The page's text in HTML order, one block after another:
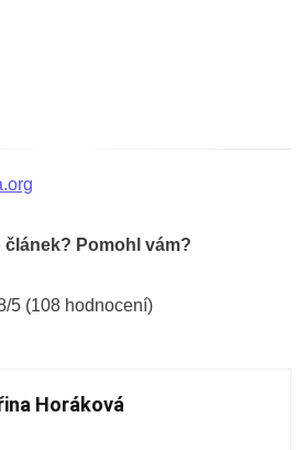
Pomohl vám?
5 (108 hodnocení)
Horáková